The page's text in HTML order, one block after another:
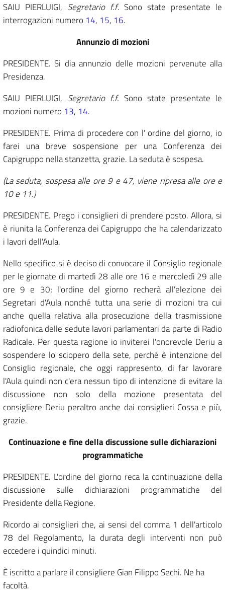
SAIU PIERLUIGI, Segretario f.f. Sono state presentate le
interrogazioni numero 14, 15, 16.
Annunzio di mozioni
PRESIDENTE. Si dia annunzio delle mozioni pervenute alla
Presidenza.
SAIU PIERLUIGI, Segretario f.f. Sono state presentate le
mozioni numero 13, 14.
PRESIDENTE. Prima di procedere con l' ordine del giorno, io
farei una breve sospensione per una Conferenza dei
Capigruppo nella stanzetta, grazie. La seduta è sospesa.
(La seduta, sospesa alle ore 9 e 47, viene ripresa alle ore e
10 e 11.)
PRESIDENTE. Prego i consiglieri di prendere posto. Allora, si
è riunita la Conferenza dei Capigruppo che ha calendarizzato
i lavori dell'Aula.
Nello specifico si è deciso di convocare il Consiglio regionale
per le giornate di martedì 28 alle ore 16 e mercoledì 29 alle
ore 9 e 30; l'ordine del giorno recherà all'elezione dei
Segretari d'Aula nonché tutta una serie di mozioni tra cui
anche quella relativa alla prosecuzione della trasmissione
radiofonica delle sedute lavori parlamentari da parte di Radio
Radicale. Per questa ragione io inviterei l'onorevole Deriu a
sospendere lo sciopero della sete, perché è intenzione del
Consiglio regionale, che oggi rappresento, di far lavorare
l'Aula quindi non c'era nessun tipo di intenzione di evitare la
discussione non solo della mozione presentata del
consigliere Deriu peraltro anche dai consiglieri Cossa e più,
grazie.
Continuazione e fine della discussione sulle dichiarazioni
programmatiche
PRESIDENTE. L'ordine del giorno reca la continuazione della
discussione sulle dichiarazioni programmatiche del
Presidente della Regione.
Ricordo ai consiglieri che, ai sensi del comma 1 dell'articolo
78 del Regolamento, la durata degli interventi non può
eccedere i quindici minuti.
È iscritto a parlare il consigliere Gian Filippo Sechi. Ne ha
facoltà.